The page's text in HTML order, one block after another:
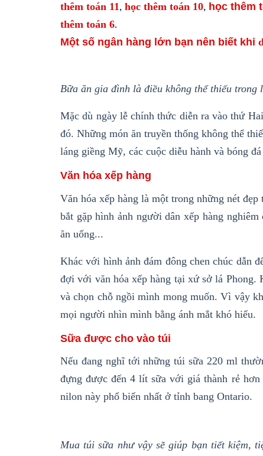
thêm toán 11 , học thêm toán 10, học thêm
thêm toán 6.
Một số ngân hàng lớn bạn nên biết khi
Bữa ăn gia đình là điều không thể thiếu trong
Mặc dù ngày lễ chính thức diễn ra vào thứ
đó. Những món ăn truyền thống không thể
láng giềng Mỹ, các cuộc diễu hành và bóng
Văn hóa xếp hàng
Văn hóa xếp hàng là một trong những nét
bắt gặp hình ảnh người dân xếp hàng nghiêm
ăn uống...
Khác với hình ảnh đám đông chen chúc dẫn
đợi với văn hóa xếp hàng tại xứ sở lá
và chọn chỗ ngồi mình mong muốn. Vì vậy
mọi người nhìn mình bằng ánh mắt khó hiểu.
Sữa được cho vào túi
Nếu đang nghĩ tới những túi sữa 220 ml
đựng được đến 4 lít sữa với giá thành rẻ
nilon này phổ biến nhất ở tỉnh bang Ontario.
Mua túi sữa như vậy sẽ giúp bạn tiết kiệm,